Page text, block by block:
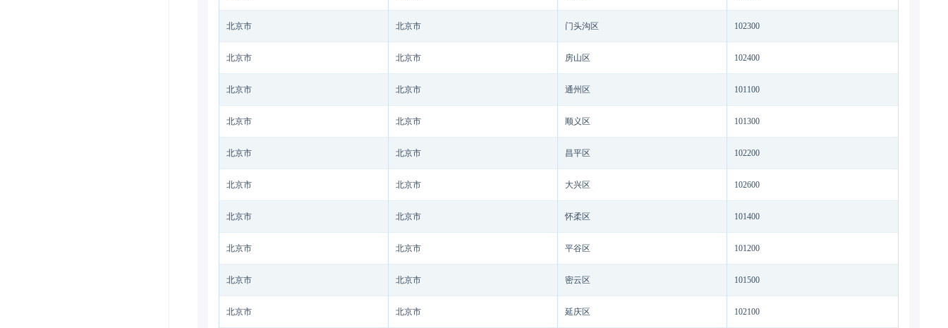
北京市 北京市 门头沟区 102300
北京市 北京市 房山区 102400
北京市 北京市 通州区 101100
北京市 北京市 顺义区 101300
北京市 北京市 昌平区 102200
北京市 北京市 大兴区 102600
北京市 北京市 怀柔区 101400
北京市 北京市 平谷区 101200
北京市 北京市 密云区 101500
北京市 北京市 延庆区 102100